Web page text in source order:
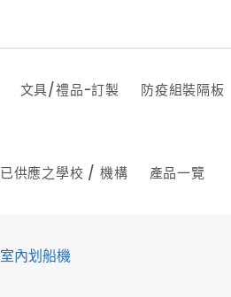
文具/禮品-訂製 防疫組裝隔板
已供應之學校 / 機構 產品一覽
室內划船機